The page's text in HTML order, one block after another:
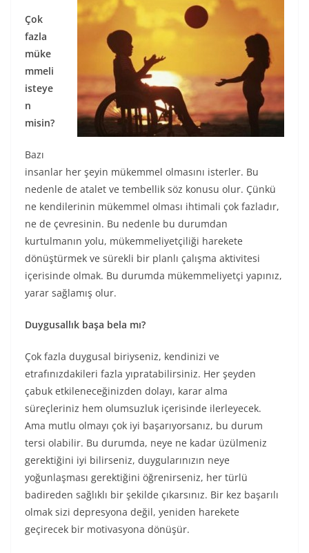
Çok
fazla
müke
mmeli
isteye
n
misin?
Bazı
insanlar her şeyin mükemmel olmasını isterler. Bu
nedenle de atalet ve tembellik söz konusu olur. Çünkü
ne kendilerinin mükemmel olması ihtimali çok fazladır,
ne de çevresinin. Bu nedenle bu durumdan
kurtulmanın yolu, mükemmeliyetçiliği harekete
dönüştürmek ve sürekli bir planlı çalışma aktivitesi
içerisinde olmak. Bu durumda mükemmeliyetçi yapınız,
yarar sağlamış olur.
Duygusallık başa bela mı?
Çok fazla duygusal biriyseniz, kendinizi ve
etrafınızdakileri fazla yıpratabilirsiniz. Her şeyden
çabuk etkileneceğinizden dolayı, karar alma
süreçleriniz hem olumsuzluk içerisinde ilerleyecek.
Ama mutlu olmayı çok iyi başarıyorsanız, bu durum
tersi olabilir. Bu durumda, neye ne kadar üzülmeniz
gerektiğini iyi bilirseniz, duygularınızın neye
yoğunlaşması gerektiğini öğrenirseniz, her türlü
badireden sağlıklı bir şekilde çıkarsınız. Bir kez başarılı
olmak sizi depresyona değil, yeniden harekete
geçirecek bir motivasyona dönüşür.